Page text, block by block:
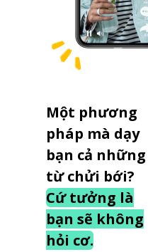
Một phương
pháp mà dạy
bạn cả những
từ chửi bới?
Cứ tưởng là
bạn sẽ không
hỏi cơ.